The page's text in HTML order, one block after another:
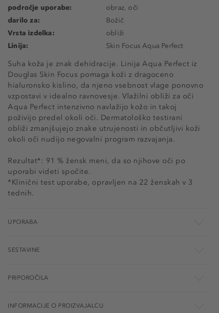
Suha koža je znak dehidracije. Linija Aqua Perfect iz
Douglas Skin Focus pomaga koži z dragoceno
hialuronsko kislino, da njeno vsebnost vlage ponovno
vzpostavi v idealno ravnovesje. Vlažilni obliži za oči
Aqua Perfect intenzivno navlažijo kožo in takoj
poživijo predel okoli oči. Dermatološko testirani
obliži zmanjšujejo znake utrujenosti in občutljivi koži
okoli oči nudijo negovalni program razvajanja.
Rezultat*: 91 % žensk meni, da so njihove oči po
uporabi videti spočite.
*Klinični test uporabe, opravljen na 22 ženskah v 3
tednih.
področje uporabe:
obraz, oči
darilo za:
Božič
Vrsta izdelka:
obliži
Linija:
Skin Focus Aqua Perfect
UPORABA
SESTAVINE
PRIPOROČILA
INFORMACIJE O PROIZVAJALCU